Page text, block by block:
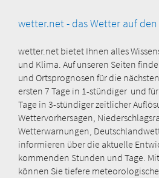
wetter.net - das Wetter auf
wetter.net bietet Ihnen alles
und Klima. Auf unseren Seiten
und Ortsprognosen für die
ersten 7 Tage in 1-stündiger und
Tage in 3-stündiger zeitlicher
Wettervorhersagen,
Wetterwarnungen,
informieren über die aktuelle
kommenden Stunden und Tage.
können Sie tiefere